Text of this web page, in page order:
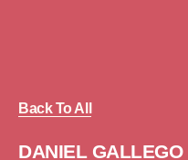
Back To All
DANIEL